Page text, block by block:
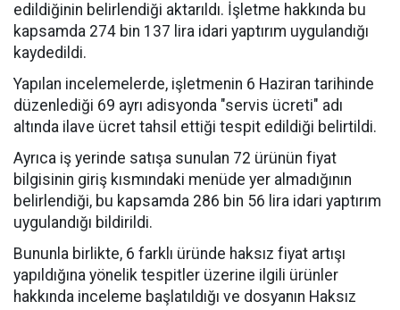
edildiğinin belirlendiği aktarıldı. İşletme hakkında bu
kapsamda 274 bin 137 lira idari yaptırım uygulandığı
kaydedildi.
Yapılan incelemelerde, işletmenin 6 Haziran tarihinde
düzenlediği 69 ayrı adisyonda "servis ücreti" adı
altında ilave ücret tahsil ettiği tespit edildiği belirtildi.
Ayrıca iş yerinde satışa sunulan 72 ürünün fiyat
bilgisinin giriş kısmındaki menüde yer almadığının
belirlendiği, bu kapsamda 286 bin 56 lira idari yaptırım
uygulandığı bildirildi.
Bununla birlikte, 6 farklı üründe haksız fiyat artışı
yapıldığına yönelik tespitler üzerine ilgili ürünler
hakkında inceleme başlatıldığı ve dosyanın Haksız